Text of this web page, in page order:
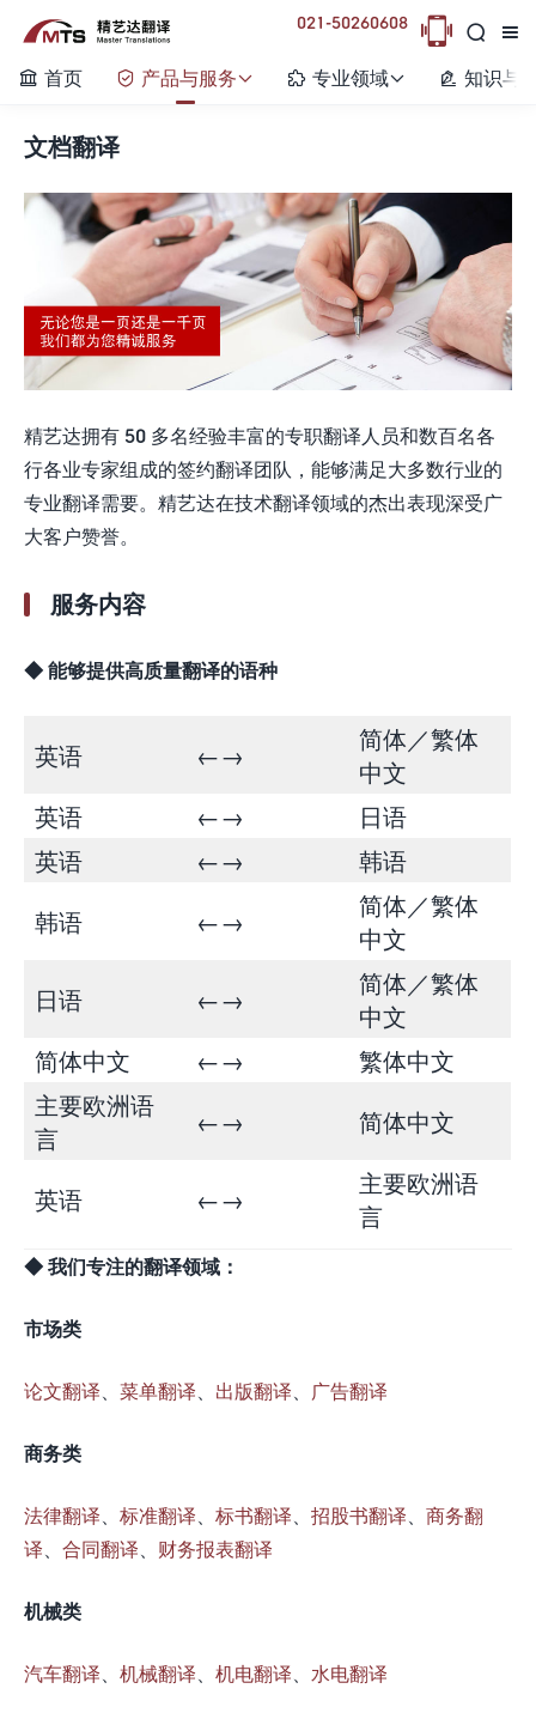


021-50260608 
 首页  产品与服务  专业领域  知识与
文档翻译
精艺达拥有 50 多名经验丰富的专职翻译人员和数百名各
行各业专家组成的签约翻译团队，能够满足大多数行业的
专业翻译需要。精艺达在技术翻译领域的杰出表现深受广
大客户赞誉。
服务内容
◆ 能够提供高质量翻译的语种
英语 ←→
简体／繁体
中文
英语
←→
日语
英语
←→ 韩语
韩语 ←→
简体／繁体
中文
日语 ←→
简体／繁体
中文
简体中文
←→
繁体中文
主要欧洲语
言
←→ 简体中文
英语 ←→
主要欧洲语
言
◆ 我们专注的翻译领域：
市场类
论文翻译 菜单翻译 出版翻译 广告翻译
商务类
法律翻译 标准翻译 标书翻译 招股书翻译
商务翻
译
合同翻译 财务报表翻译
机械类
汽车翻译 机械翻译 机电翻译 水电翻译